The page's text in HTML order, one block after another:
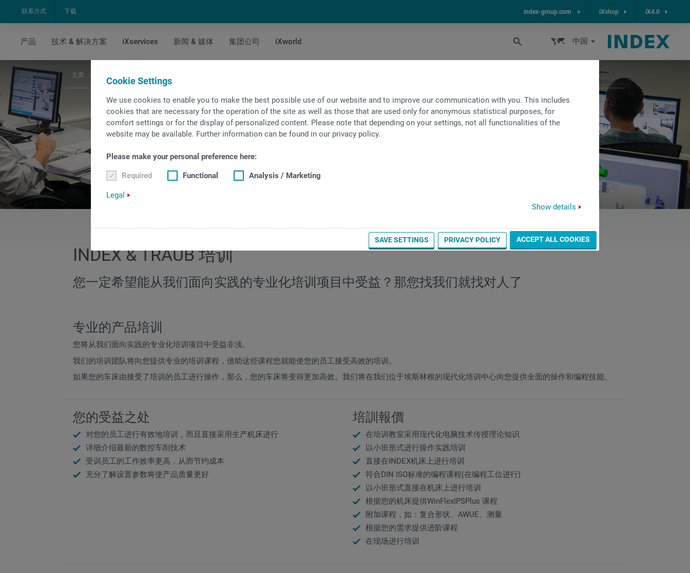
Cookie Settings
We use cookies to enable you to make the best possible use of our website and to improve our communication with you. This includes
cookies that are necessary for the operation of the site as well as those that are used only for anonymous statistical purposes, for
comfort settings or for the display of personalized content. Please note that depending on your settings, not all functionalities of the
website may be available. Further information can be found in our privacy policy.
Please make your personal preference here:
Required Functional Analysis / Marketing
Legal
Show details
SAVE SETTINGS PRIVACY POLICY ACCEPT ALL COOKIES
联系方式 下载 index-group.com iXshop iX4.0
产品 技术 & 解决方案 iXservices 新闻 & 媒体 集团公司 iXworld 中国
主页
INDEX & TRAUB 培训
您一定希望能从我们面向实践的专业化培训项目中受益？那您找我们就找对人了
专业的产品培训
您将从我们面向实践的专业化培训项目中受益非浅。
我们的培训团队将向您提供专业的培训课程，借助这些课程您就能使您的员工接受高效的培训。
如果您的车床由接受了培训的员工进行操作，那么，您的车床将变得更加高效。我们将在我们位于埃斯林根的现代化培训中心向您提供全面的操作和编程技能。
您的受益之处
对您的员工进行有效地培训，而且直接采用生产机床进行
详细介绍最新的数控车削技术
受训员工的工作效率更高，从而节约成本
充分了解设置参数将使产品质量更好
培訓報價
在培训教室采用现代化电脑技术传授理论知识
以小班形式进行操作实践培训
直接在INDEX机床上进行培训
符合DIN ISO标准的编程课程(在编程工位进行)
以小班形式直接在机床上进行培训
根据您的机床提供WinFlexIPSPlus 课程
附加课程，如：复合形状、AWUE、测量
根据您的需求提供进阶课程
在现场进行培训